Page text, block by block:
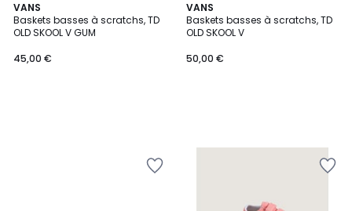
VANS
Baskets basses à scratchs, TD
OLD SKOOL V GUM
45,00 €
VANS
Baskets basses à scratchs, TD
OLD SKOOL V
50,00 €